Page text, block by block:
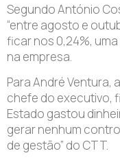
Segundo António
“entre agosto e
ficar nos 0,24%,
na empresa.
Para André Ventura,
chefe do executivo,
Estado gastou
gerar nenhum
de gestão” do CTT.